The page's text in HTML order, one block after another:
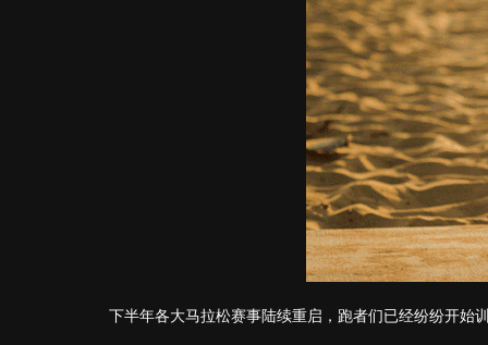
下半年各大马拉松赛事陆续重启，跑者们已经纷纷开